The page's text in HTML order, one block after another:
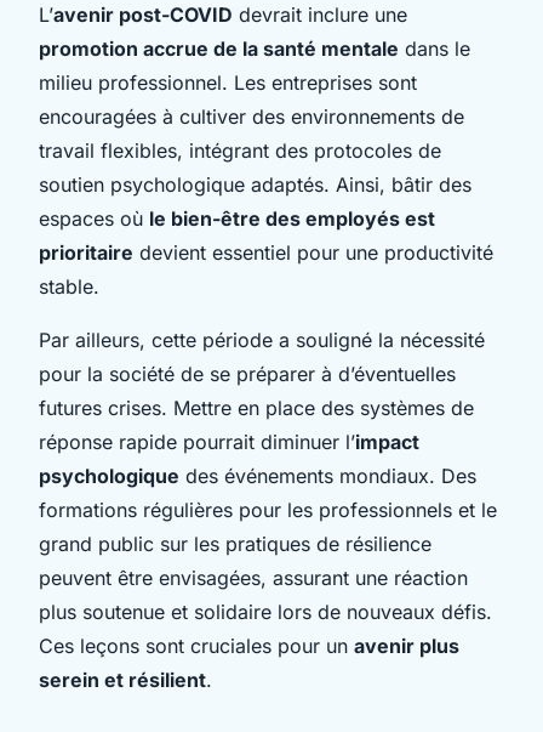
L’avenir post-COVID devrait inclure une
promotion accrue de la santé mentale dans le
milieu professionnel. Les entreprises sont
encouragées à cultiver des environnements de
travail flexibles, intégrant des protocoles de
soutien psychologique adaptés. Ainsi, bâtir des
espaces où le bien-être des employés est
prioritaire devient essentiel pour une productivité
stable.
Par ailleurs, cette période a souligné la nécessité
pour la société de se préparer à d’éventuelles
futures crises. Mettre en place des systèmes de
réponse rapide pourrait diminuer l’impact
psychologique des événements mondiaux. Des
formations régulières pour les professionnels et le
grand public sur les pratiques de résilience
peuvent être envisagées, assurant une réaction
plus soutenue et solidaire lors de nouveaux défis.
Ces leçons sont cruciales pour un avenir plus
serein et résilient.